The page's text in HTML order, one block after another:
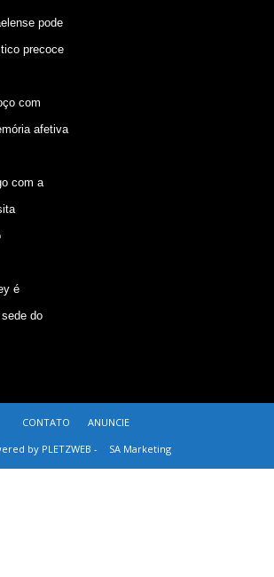
pode
precoce
com
afetiva
com a
é
do
CONTATO
ANUNCIE
by PLETZWEB -
SA Marketing